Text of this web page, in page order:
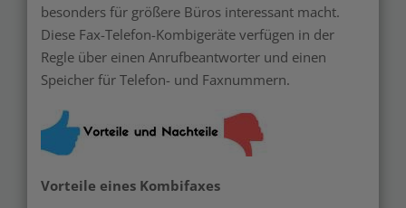
besonders für größere Büros interessant macht.
Diese Fax-Telefon-Kombigeräte verfügen in der
Regle über einen Anrufbeantworter und einen
Speicher für Telefon- und Faxnummern.
Vorteile eines Kombifaxes